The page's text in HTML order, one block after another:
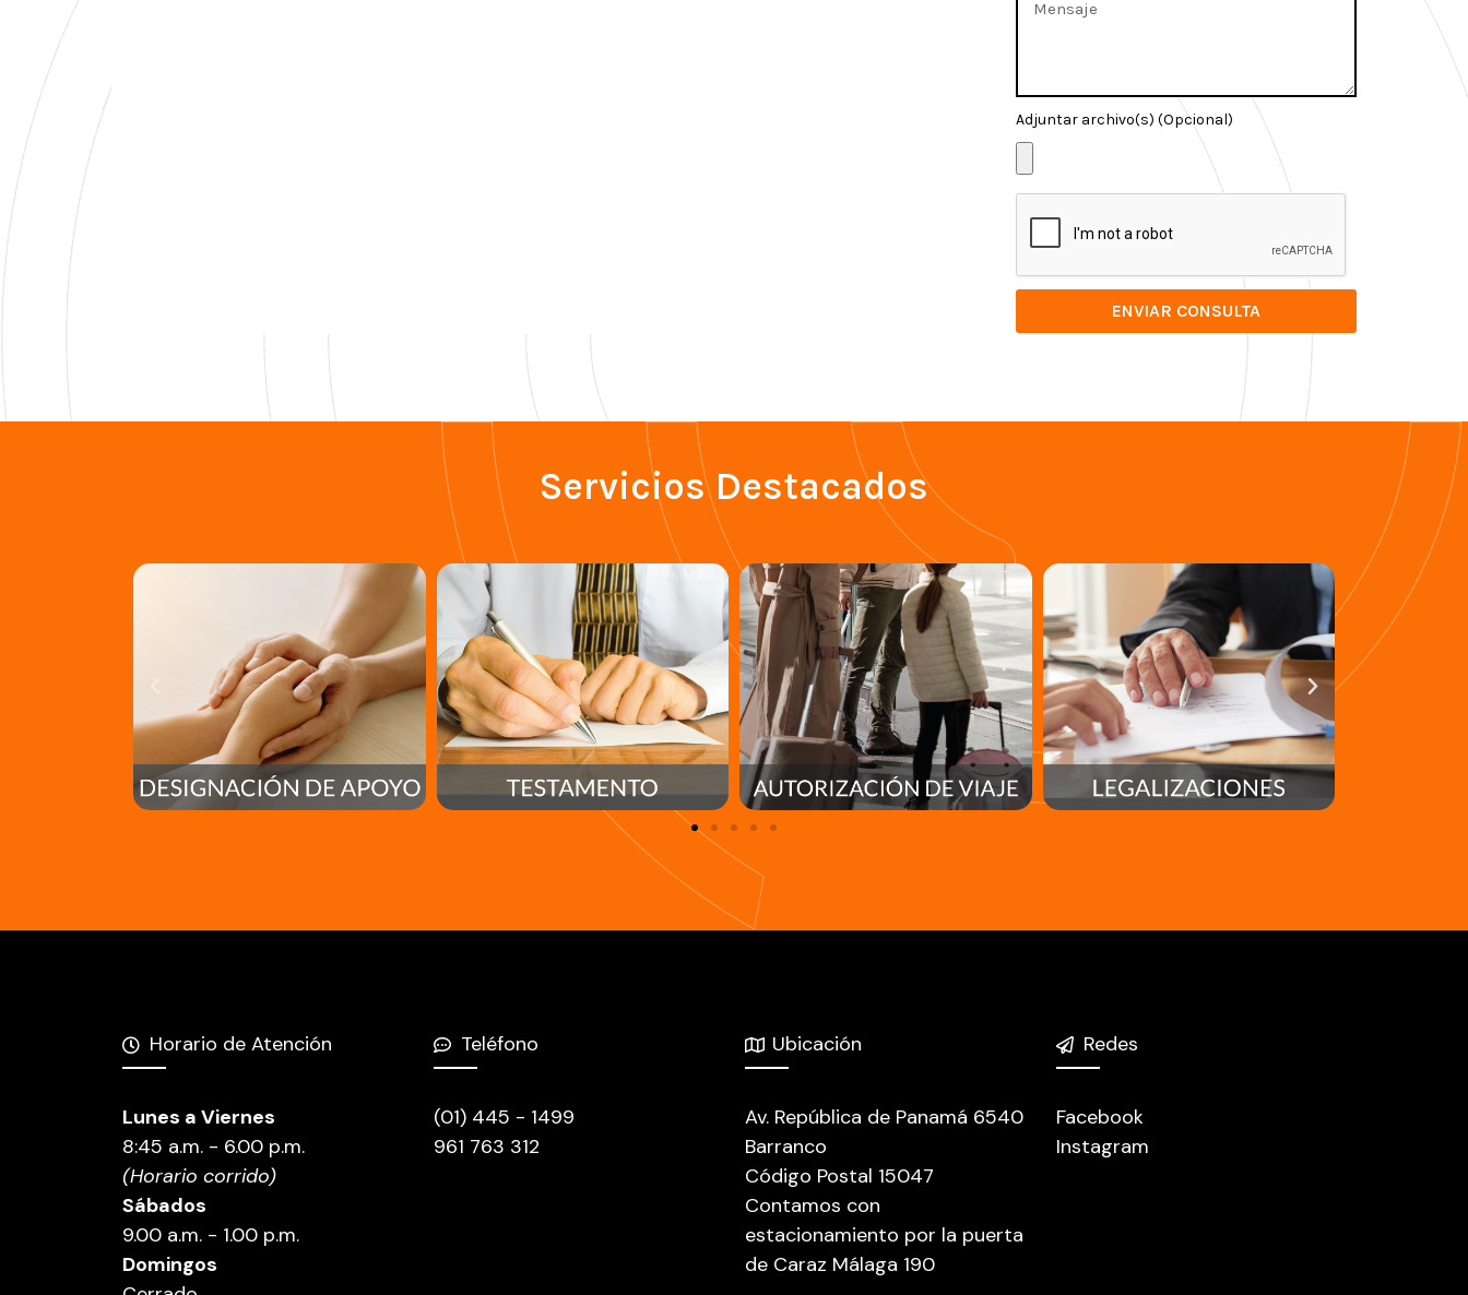
Adjuntar archivo(s) (Opcional)
ENVIAR CONSULTA
Servicios Destacados
Horario de Atención
Lunes a Viernes
8:45 a.m. - 6.00 p.m.
(Horario corrido)
Sábados
9.00 a.m. - 1.00 p.m.
Domingos
Teléfono
(01) 445 - 1499
961 763 312
Ubicación
Av. República de Panamá 6540
Barranco
Código Postal 15047
Contamos con
estacionamiento por la puerta
de Caraz Málaga 190
Redes
Facebook
Instagram